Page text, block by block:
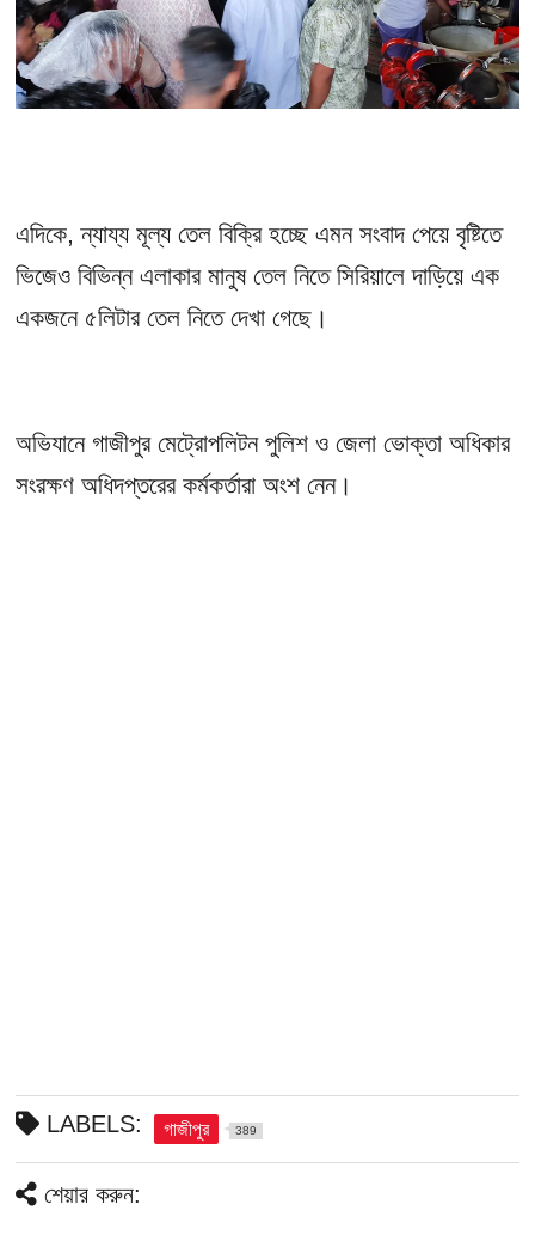
এদিকে, ন্যায্য মূল্য তেল বিক্রি হচ্ছে এমন সংবাদ পেয়ে বৃষ্টিতে
ভিজেও বিভিন্ন এলাকার মানুষ তেল নিতে সিরিয়ালে দাড়িয়ে এক
একজনে ৫লিটার তেল নিতে দেখা গেছে।
অভিযানে গাজীপুর মেট্রোপলিটন পুলিশ ও জেলা ভোক্তা অধিকার
সংরক্ষণ অধিদপ্তরের কর্মকর্তারা অংশ নেন।
LABELS: গাজীপুর 389
শেয়ার করুন: